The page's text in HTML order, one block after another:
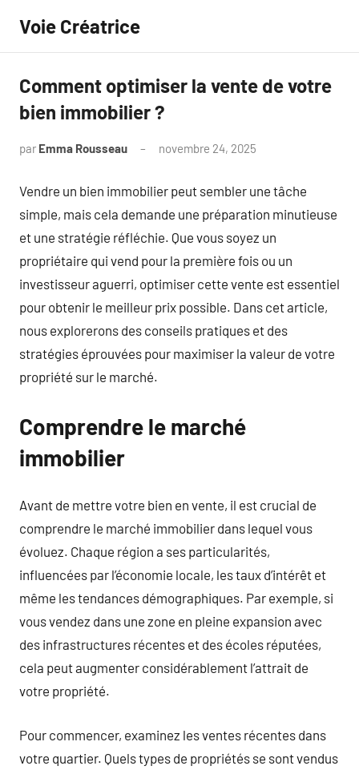
contenu
Voie Créatrice
Comment optimiser la vente de votre
bien immobilier ?
par Emma Rousseau novembre 24, 2025
Vendre un bien immobilier peut sembler une tâche
simple, mais cela demande une préparation minutieuse
et une stratégie réfléchie. Que vous soyez un
propriétaire qui vend pour la première fois ou un
investisseur aguerri, optimiser cette vente est essentiel
pour obtenir le meilleur prix possible. Dans cet article,
nous explorerons des conseils pratiques et des
stratégies éprouvées pour maximiser la valeur de votre
propriété sur le marché.
Comprendre le marché
immobilier
Avant de mettre votre bien en vente, il est crucial de
comprendre le marché immobilier dans lequel vous
évoluez. Chaque région a ses particularités,
influencées par l’économie locale, les taux d’intérêt et
même les tendances démographiques. Par exemple, si
vous vendez dans une zone en pleine expansion avec
des infrastructures récentes et des écoles réputées,
cela peut augmenter considérablement l’attrait de
votre propriété.
Pour commencer, examinez les ventes récentes dans
votre quartier. Quels types de propriétés se sont vendus